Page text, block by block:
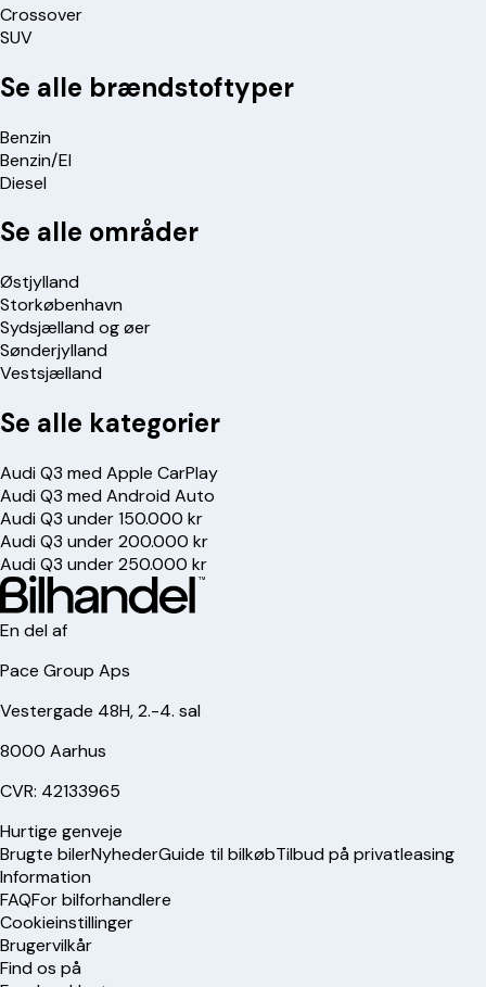
Crossover
SUV
Se alle brændstoftyper
Benzin
Benzin/El
Diesel
Se alle områder
Østjylland
Storkøbenhavn
Sydsjælland og øer
Sønderjylland
Vestsjælland
Se alle kategorier
Audi Q3 med Apple CarPlay
Audi Q3 med Android Auto
Audi Q3 under 150.000 kr
Audi Q3 under 200.000 kr
Audi Q3 under 250.000 kr
En del af
Pace Group Aps
Vestergade 48H, 2.-4. sal
8000 Aarhus
CVR: 42133965
Hurtige genveje
Brugte bilerNyhederGuide til bilkøbTilbud på privatleasing
Information
FAQFor bilforhandlere
Cookieinstillinger
Brugervilkår
Find os på